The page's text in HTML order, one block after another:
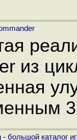
из
- большой каталог